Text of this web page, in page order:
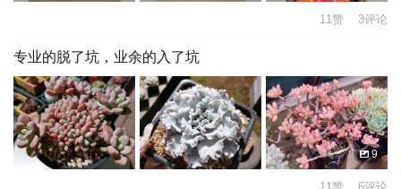
11赞 3评论
专业的脱了坑，业余的入了坑
9